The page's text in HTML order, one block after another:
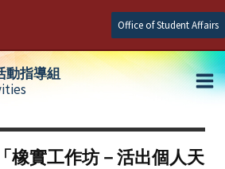
Office of Student Affairs
動指導組
橡實工作坊－活出個人天